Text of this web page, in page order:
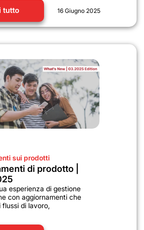
tutto 16 Giugno 2025
sui prodotti
di prodotto |
esperienza di gestione
con aggiornamenti che
flussi di lavoro,